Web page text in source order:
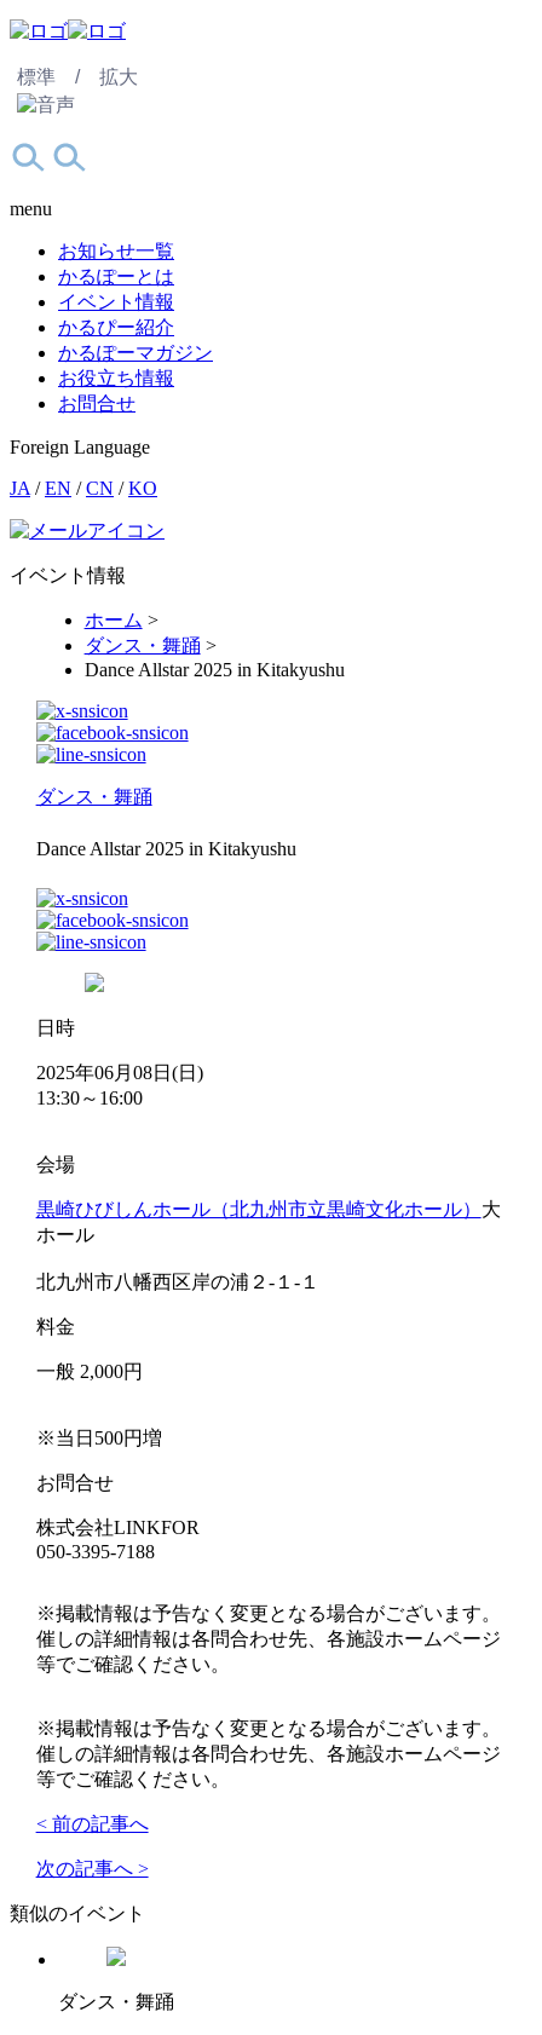
標準 / 拡大
menu
お知らせ一覧
かるぽーとは
イベント情報
かるぴー紹介
かるぽーマガジン
お役立ち情報
お問合せ
Foreign Language
JA /EN /CN /KO
イベント情報
ホーム >
ダンス・舞踊 >
Dance Allstar 2025 in Kitakyushu
ダンス・舞踊
Dance Allstar 2025 in Kitakyushu
日時
2025年06月08日(日)
13:30～16:00
会場
黒崎ひびしんホール（北九州市立黒崎文化ホール） 大
ホール
北九州市八幡西区岸の浦２-１-１
料金
一般 2,000円
※当日500円増
お問合せ
株式会社LINKFOR
050-3395-7188
※掲載情報は予告なく変更となる場合がございます。
催しの詳細情報は各問合わせ先、各施設ホームページ
等でご確認ください。
※掲載情報は予告なく変更となる場合がございます。
催しの詳細情報は各問合わせ先、各施設ホームページ
等でご確認ください。
< 前の記事へ
次の記事へ >
類似のイベント
ダンス・舞踊